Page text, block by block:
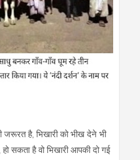
जरूरत है, भिखारी को भीख देने भी
सकता है वो भिखारी आपकी दो गई